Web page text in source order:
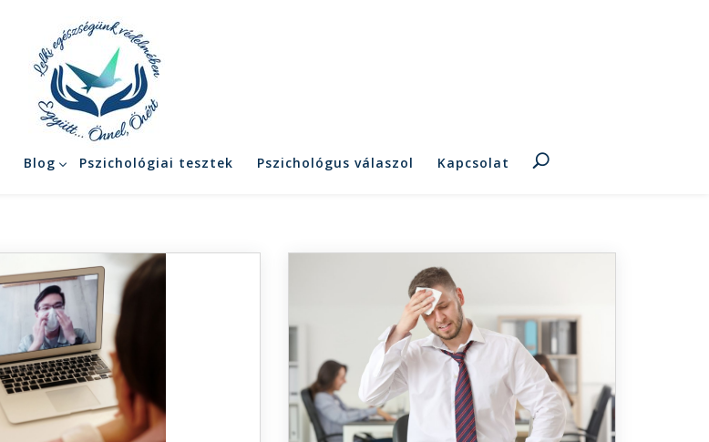
Blog Pszichológiai tesztek Pszichológus válaszol Kapcsolat